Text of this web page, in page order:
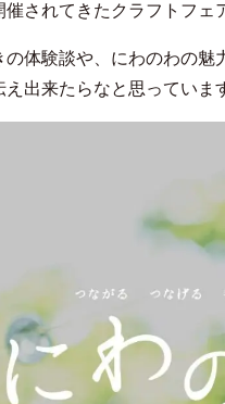
されてきたクラフトフェ
体験談や、にわのわの
出来たらなと思っていま